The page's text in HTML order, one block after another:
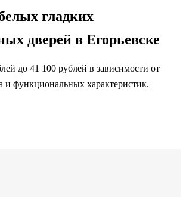
гладких
дверей в Егорьевске
до 41 100 рублей в зависимости от
и функциональных характеристик.